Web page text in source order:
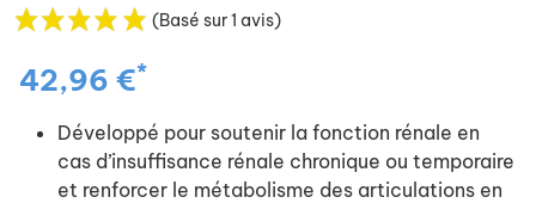
(Basé sur 1 avis)
42,96 €*
Développé pour soutenir la fonction rénale en
cas d’insuffisance rénale chronique ou temporaire
et renforcer le métabolisme des articulations en